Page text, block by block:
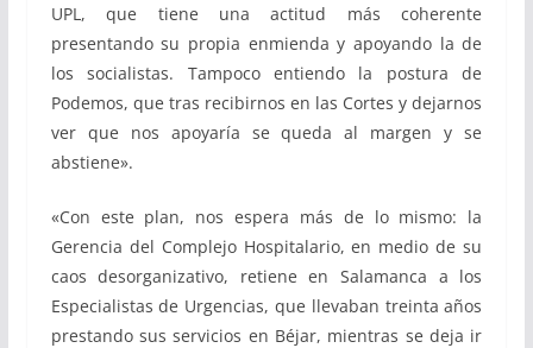
UPL, que tiene una actitud más coherente
presentando su propia enmienda y apoyando la de
los socialistas. Tampoco entiendo la postura de
Podemos, que tras recibirnos en las Cortes y dejarnos
ver que nos apoyaría se queda al margen y se
abstiene».
«Con este plan, nos espera más de lo mismo: la
Gerencia del Complejo Hospitalario, en medio de su
caos desorganizativo, retiene en Salamanca a los
Especialistas de Urgencias, que llevaban treinta años
prestando sus servicios en Béjar, mientras se deja ir